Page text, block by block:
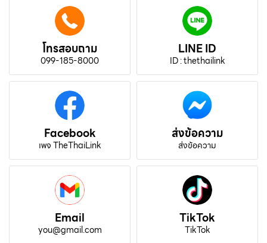
โทรสอบถาม
099-185-8000
LINE ID
ID : thethailink
Facebook
เพจ TheThaiLink
ส่งข้อความ
ส่งข้อความ
Email
you@gmail.com
TikTok
TikTok